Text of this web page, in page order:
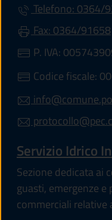
Telefono: 0364/
Fax: 0364/91658
P. IVA:
Codice fiscale:
Servizio Idrico
Sezione dedicata ai
guasti, emergenze
commerciali relative